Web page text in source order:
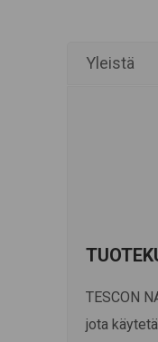
Yleistä
TESCON
jota